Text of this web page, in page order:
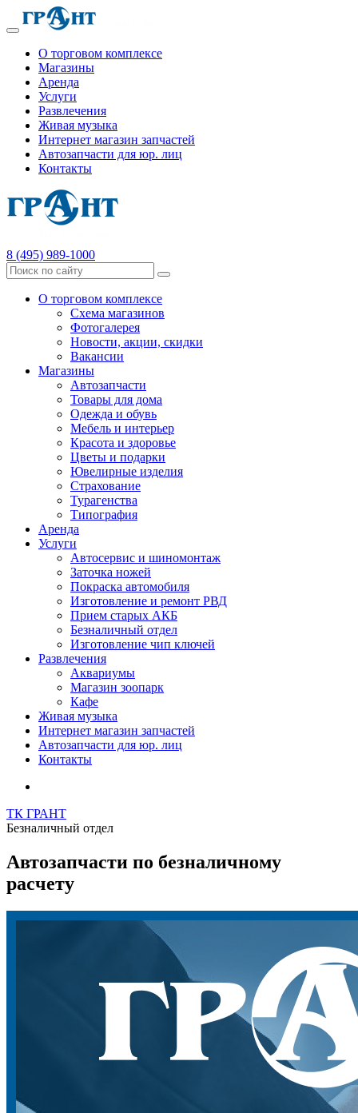
О торговом комплексе
Магазины
Аренда
Услуги
Развлечения
Живая музыка
Интернет магазин запчастей
Автозапчасти для юр. лиц
Контакты
8 (495) 989-1000
О торговом комплексе
Схема магазинов
Фотогалерея
Новости, акции, скидки
Вакансии
Магазины
Автозапчасти
Товары для дома
Одежда и обувь
Мебель и интерьер
Красота и здоровье
Цветы и подарки
Ювелирные изделия
Страхование
Турагенства
Типография
Аренда
Услуги
Автосервис и шиномонтаж
Заточка ножей
Покраска автомобиля
Изготовление и ремонт РВД
Прием старых АКБ
Безналичный отдел
Изготовление чип ключей
Развлечения
Аквариумы
Магазин зоопарк
Кафе
Живая музыка
Интернет магазин запчастей
Автозапчасти для юр. лиц
Контакты
ТК ГРАНТ
Безналичный отдел
Автозапчасти по безналичному
расчету